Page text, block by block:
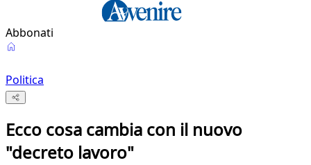
Abbonati
Politica
Ecco cosa cambia con il nuovo
"decreto lavoro"